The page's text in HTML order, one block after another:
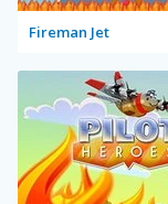
Fireman Jet